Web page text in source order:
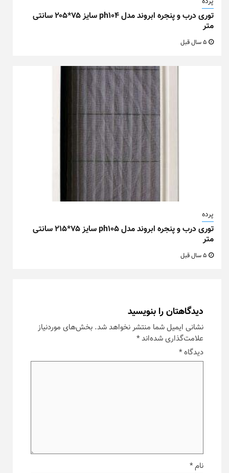
توری درب و پنجره ابروند مدل ph104 سایز ۷۵*۲۰۵ سانتی
متر
پرده
توری درب و پنجره ابروند مدل ph105 سایز ۷۵*۲۱۵ سانتی
متر
دیدگاهتان را بنویسید
نشانی ایمیل شما منتشر نخواهد شد. بخش‌های موردنیاز
علامت‌گذاری شده‌اند*
دیدگاه*
نام*